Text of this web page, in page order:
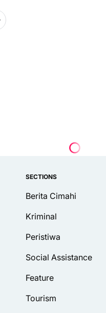
SECTIONS
Berita Cimahi
Kriminal
Peristiwa
Social Assistance
Feature
Tourism